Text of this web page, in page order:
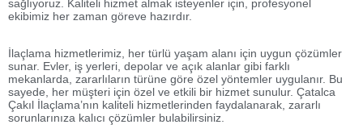
sağlıyoruz. Kaliteli hizmet almak isteyenler için, profesyonel
ekibimiz her zaman göreve hazırdır.
İlaçlama hizmetlerimiz, her türlü yaşam alanı için uygun çözümler
sunar. Evler, iş yerleri, depolar ve açık alanlar gibi farklı
mekanlarda, zararlıların türüne göre özel yöntemler uygulanır. Bu
sayede, her müşteri için özel ve etkili bir hizmet sunulur. Çatalca
Çakıl İlaçlama’nın kaliteli hizmetlerinden faydalanarak, zararlı
sorunlarınıza kalıcı çözümler bulabilirsiniz.